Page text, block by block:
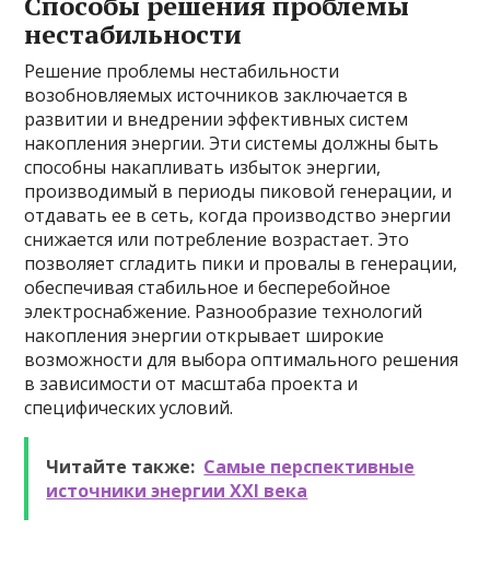
нестабильности
Решение проблемы нестабильности
возобновляемых источников заключается в
развитии и внедрении эффективных систем
накопления энергии. Эти системы должны быть
способны накапливать избыток энергии,
производимый в периоды пиковой генерации, и
отдавать ее в сеть, когда производство энергии
снижается или потребление возрастает. Это
позволяет сгладить пики и провалы в генерации,
обеспечивая стабильное и бесперебойное
электроснабжение. Разнообразие технологий
накопления энергии открывает широкие
возможности для выбора оптимального решения
в зависимости от масштаба проекта и
специфических условий.
Читайте также: Самые перспективные
источники энергии XXI века